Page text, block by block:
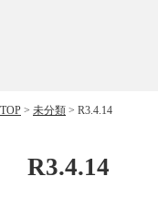
TOP > 未分類 > R3.4.14
R3.4.14